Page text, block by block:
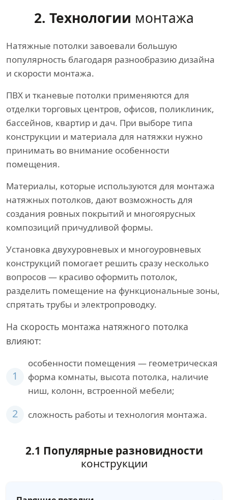
2. Технологии монтажа
Натяжные потолки завоевали большую
популярность благодаря разнообразию дизайна
и скорости монтажа.
ПВХ и тканевые потолки применяются для
отделки торговых центров, офисов, поликлиник,
бассейнов, квартир и дач. При выборе типа
конструкции и материала для натяжки нужно
принимать во внимание особенности
помещения.
Материалы, которые используются для монтажа
натяжных потолков, дают возможность для
создания ровных покрытий и многоярусных
композиций причудливой формы.
Установка двухуровневых и многоуровневых
конструкций помогает решить сразу несколько
вопросов — красиво оформить потолок,
разделить помещение на функциональные зоны,
спрятать трубы и электропроводку.
На скорость монтажа натяжного потолка
влияют:
1
особенности помещения — геометрическая
форма комнаты, высота потолка, наличие
ниш, колонн, встроенной мебели;
2 сложность работы и технология монтажа.
2.1 Популярные разновидности
конструкции